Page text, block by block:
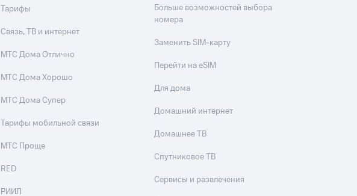
Тарифы
Связь, ТВ и интернет
МТС Дома Отлично
МТС Дома Хорошо
МТС Дома Супер
Тарифы мобильной связи
МТС Проще
RED
РИИЛ
Больше возможностей выбора
номера
Заменить SIM-карту
Перейти на eSIM
Для дома
Домашний интернет
Домашнее ТВ
Спутниковое ТВ
Сервисы и развлечения